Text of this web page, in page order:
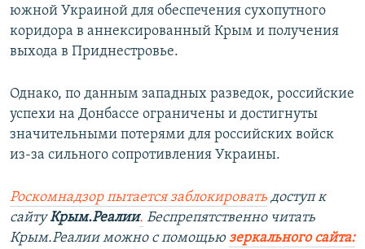
южной Украиной для обеспечения сухопутного
коридора в аннексированный Крым и получения
выхода в Приднестровье.
Однако, по данным западных разведок, российские
успехи на Донбассе ограничены и достигнуты
значительными потерями для российских войск
из-за сильного сопротивления Украины.
Роскомнадзор пытается заблокировать доступ к
сайтуКрым.Реалии. Беспрепятственно читать
Крым.Реалии можно с помощью зеркального сайта: